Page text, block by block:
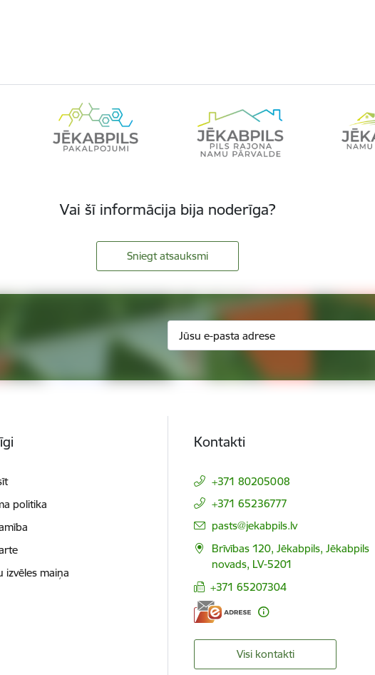
Vai šī informācija bija noderīga?
Sniegt atsauksmi
politika
izvēles maiņa
Kontakti
+371 80205008
+371 65236777
E-pasts:
pasts@jekabpils.lv
Brīvības 120, Jēkabpils, Jēkabpils
novads, LV-5201
+371 65207304
Visi kontakti